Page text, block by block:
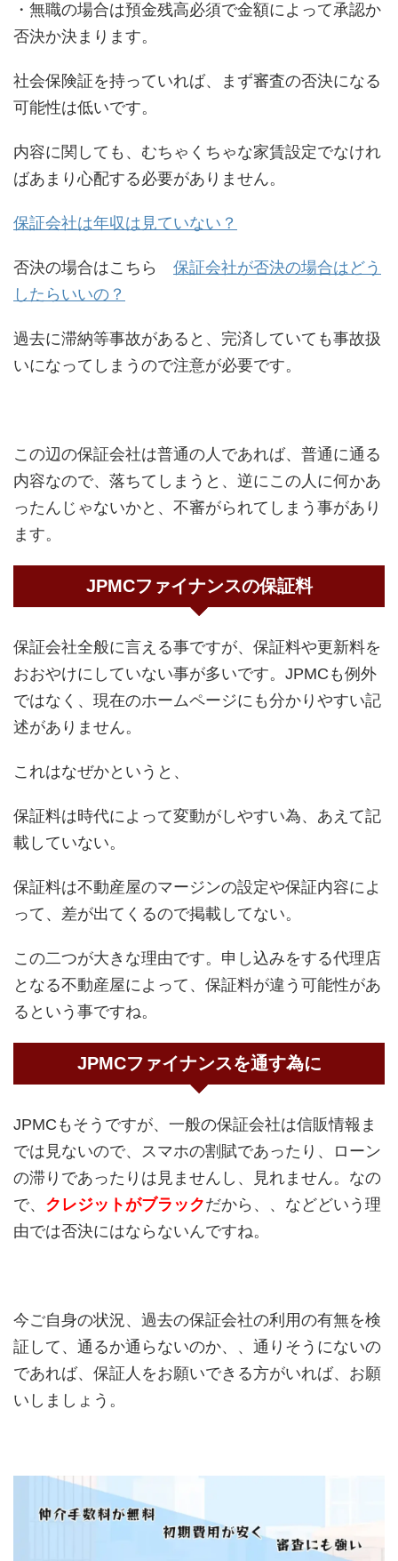
・無職の場合は預金残高必須で金額によって承認か
否決か決まります。
社会保険証を持っていれば、まず審査の否決になる
可能性は低いです。
内容に関しても、むちゃくちゃな家賃設定でなけれ
ばあまり心配する必要がありません。
保証会社は年収は見ていない？
否決の場合はこちら 保証会社が否決の場合はどう
したらいいの？
過去に滞納等事故があると、完済していても事故扱
いになってしまうので注意が必要です。
この辺の保証会社は普通の人であれば、普通に通る
内容なので、落ちてしまうと、逆にこの人に何かあ
ったんじゃないかと、不審がられてしまう事があり
ます。
JPMCファイナンスの保証料
保証会社全般に言える事ですが、保証料や更新料を
おおやけにしていない事が多いです。JPMCも例外
ではなく、現在のホームページにも分かりやすい記
述がありません。
これはなぜかというと、
保証料は時代によって変動がしやすい為、あえて記
載していない。
保証料は不動産屋のマージンの設定や保証内容によ
って、差が出てくるので掲載してない。
この二つが大きな理由です。申し込みをする代理店
となる不動産屋によって、保証料が違う可能性があ
るという事ですね。
JPMCファイナンスを通す為に
JPMCもそうですが、一般の保証会社は信販情報ま
では見ないので、スマホの割賦であったり、ローン
の滞りであったりは見ませんし、見れません。なの
で、 クレジットがブラックだから、、などどいう理
由では否決にはならないんですね。
今ご自身の状況、過去の保証会社の利用の有無を検
証して、通るか通らないのか、、通りそうにないの
であれば、保証人をお願いできる方がいれば、お願
いしましょう。